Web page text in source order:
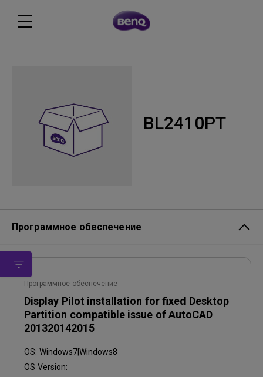
BL2410PT
Программное обеспечение
Программное обеспечение
Display Pilot installation for fixed Desktop
Partition compatible issue of AutoCAD
201320142015
OS: Windows7|Windows8
OS Version: